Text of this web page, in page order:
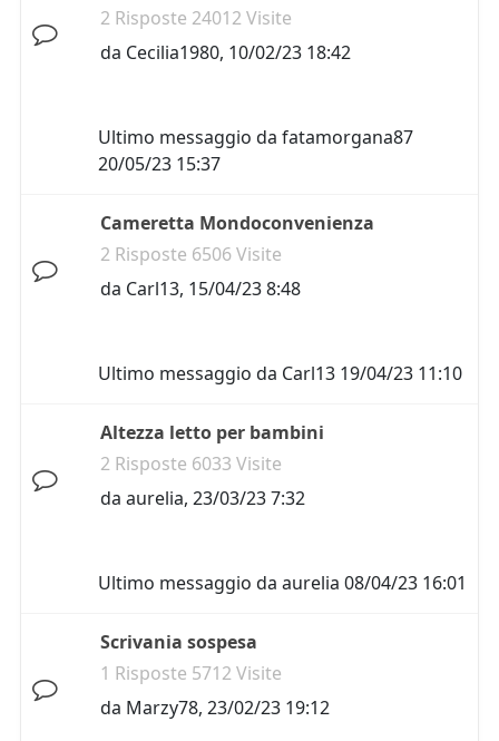
2 Risposte 24012 Visite
da Cecilia1980, 10/02/23 18:42
Ultimo messaggio da fatamorgana87
20/05/23 15:37
Cameretta Mondoconvenienza
2 Risposte 6506 Visite
da Carl13, 15/04/23 8:48
Ultimo messaggio da Carl13 19/04/23 11:10
Altezza letto per bambini
2 Risposte 6033 Visite
da aurelia, 23/03/23 7:32
Ultimo messaggio da aurelia 08/04/23 16:01
Scrivania sospesa
1 Risposte 5712 Visite
da Marzy78, 23/02/23 19:12